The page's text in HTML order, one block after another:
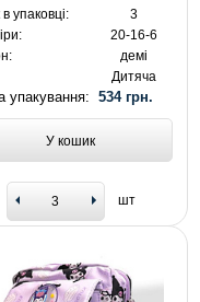
упаковці:
3
20-16-6
демі
Дитяча
упакування: 534 грн.
У кошик
шт